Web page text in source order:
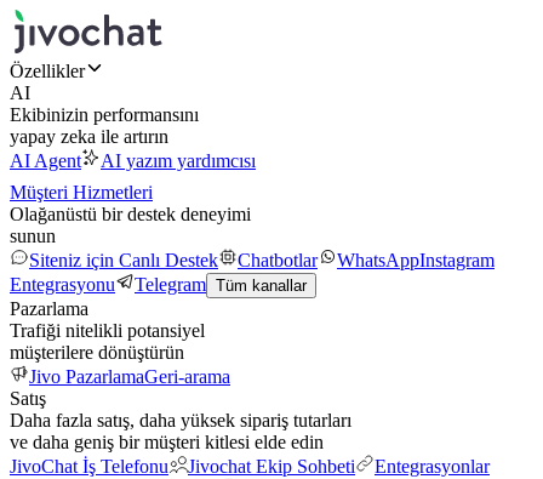
Özellikler
AI
Ekibinizin performansını
yapay zeka ile artırın
AI Agent
AI yazım yardımcısı
Müşteri Hizmetleri
Olağanüstü bir destek deneyimi
sunun
Siteniz için Canlı Destek
Chatbotlar WhatsAppInstagram
Entegrasyonu
Telegram Tüm kanallar
Pazarlama
Trafiği nitelikli potansiyel
müşterilere dönüştürün
Jivo PazarlamaGeri-arama
Satış
Daha fazla satış, daha yüksek sipariş tutarları
ve daha geniş bir müşteri kitlesi elde edin
JivoChat İş Telefonu
Jivochat Ekip Sohbeti
Entegrasyonlar